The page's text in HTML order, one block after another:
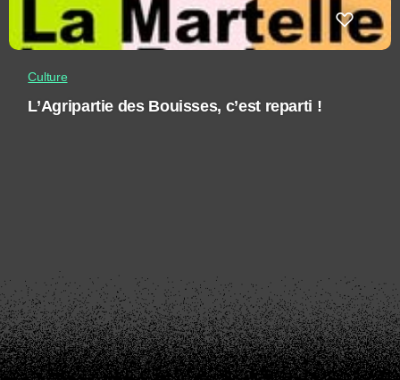
Culture
L’Agripartie des Bouisses, c’est reparti !